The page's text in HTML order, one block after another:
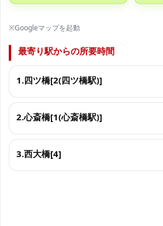
※Googleマップを起動
最寄り駅からの所要時間
1.四ツ橋[2(四ツ橋駅)]
2.心斎橋[1(心斎橋駅)]
3.西大橋[4]